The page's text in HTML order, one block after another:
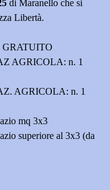
di Maranello che si
Libertà.
GRATUITO
AGRICOLA: n. 1
AGRICOLA: n. 1
mq 3x3
superiore al 3x3 (da